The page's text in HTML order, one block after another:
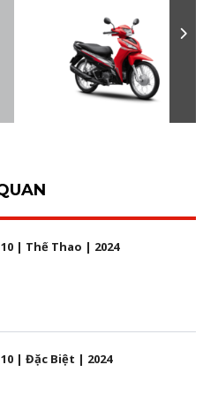
| Thể Thao | 2024
| Đặc Biệt | 2024